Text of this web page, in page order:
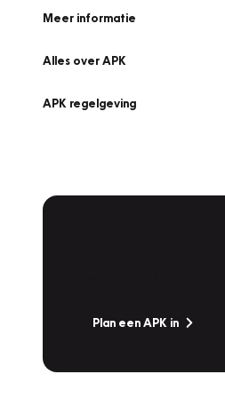
Meer informatie
Alles over APK
APK regelgeving
Plan een APK in